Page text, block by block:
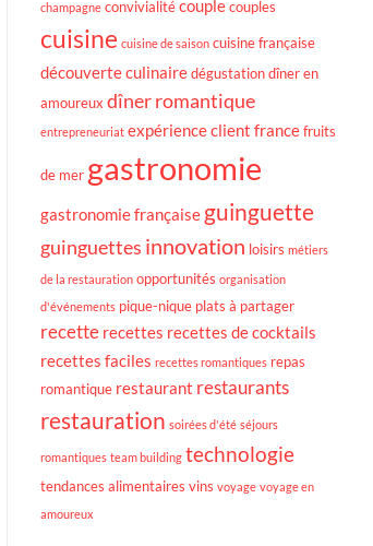
champagne convivialitécouplecouples
cuisine cuisine de saison cuisine française
découverte culinairedégustationdîner en
amoureux dîner romantique
entrepreneuriat expérience client francefruits
de mer gastronomie
gastronomie française guinguette
guinguettes innovation loisirs métiers
de la restauration opportunités organisation
d'événements pique-nique plats à partager
recette recettes recettes de cocktails
recettes faciles recettes romantiques repas
romantique restaurant restaurants
restauration soirées d'été séjours
romantiques team building technologie
tendances alimentaires vins voyage voyage en
amoureux